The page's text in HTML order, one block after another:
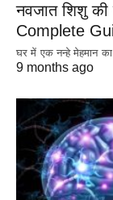
नवजात शिशु
Complete
घर में एक नन्हे मेहमान
9 months ago